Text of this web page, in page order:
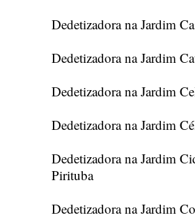
Dedetizadora na Jardim
Dedetizadora na Jardim
Dedetizadora na Jardim
Dedetizadora na Jardim
Dedetizadora na Jardim
Pirituba
Dedetizadora na Jardim